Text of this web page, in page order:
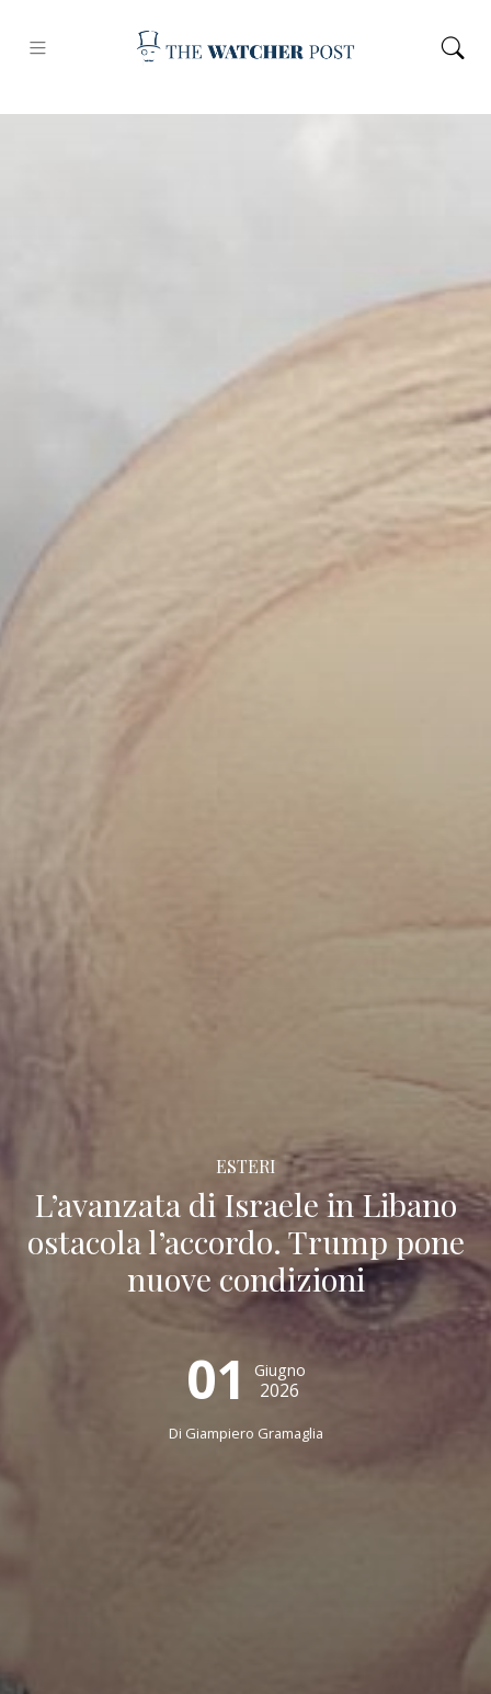
ESTERI
L’avanzata di Israele in Libano
ostacola l’accordo. Trump pone
nuove condizioni
01 Giugno
2026
Di Giampiero Gramaglia